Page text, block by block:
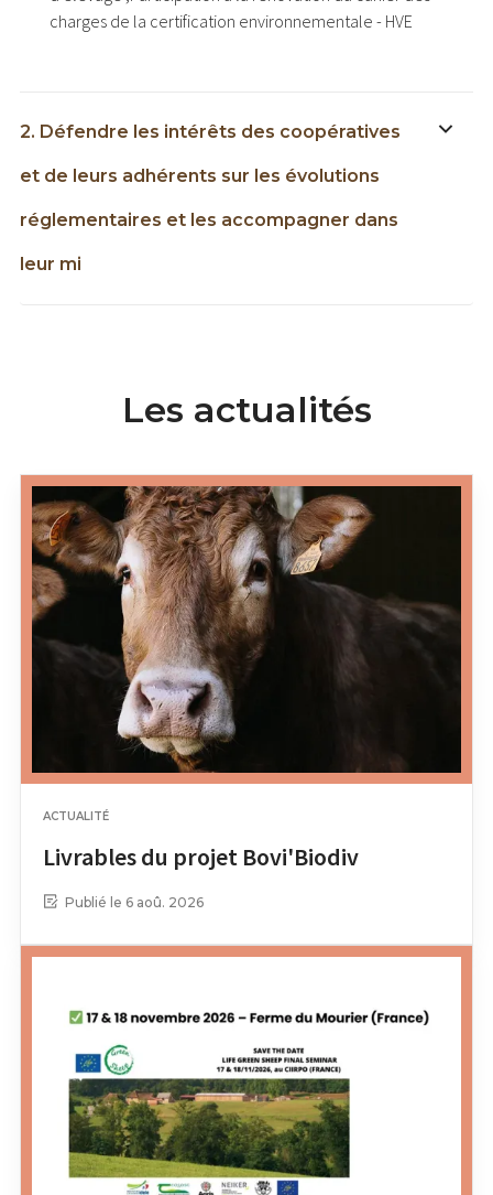
charges de la certification environnementale - HVE
2. Défendre les intérêts des coopératives
et de leurs adhérents sur les évolutions
réglementaires et les accompagner dans
leur mi
Les actualités
ACTUALITÉ
Livrables du projet Bovi'Biodiv
Publié le 6 aoû. 2026